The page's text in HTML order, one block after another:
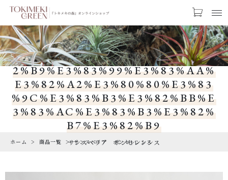
お気に入り LOGIN
CATEGORY
カテゴリー
PRODUCTS
商品一覧
RARE
%E3%82%B5%E3%83%B3%E3%8
2%B9%E3%83%99%E3%83%AA%
E3%82%A2%E3%80%80%E3%83
%9C%E3%83%B3%E3%82%BB%E
3%83%AC%E3%83%B3%E3%82%
B7%E3%82%B9
サンスベリア ボンセレンシス
ホーム 商品一覧 サンスベリア ボンセレンシス